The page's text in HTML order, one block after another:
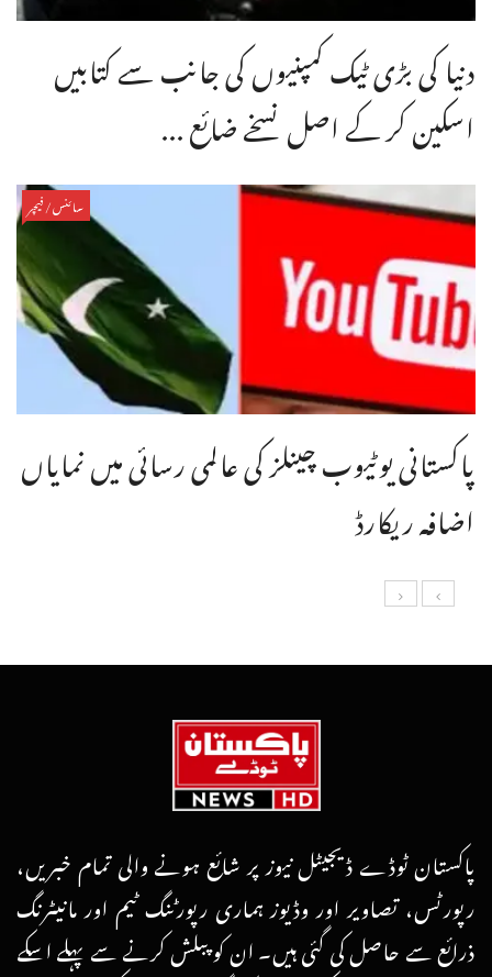
دنیا کی بڑی ٹیک کمپنیوں کی جانب سے کتابیں
اسکین کر کے اصل نسخے ضائع ...
سائنس/فیچر
پاکستانی یوٹیوب چینلز کی عالمی رسائی میں نمایاں
اضافہ ریکارڈ
پاکستان ٹوڈے ڈیجیٹل نیوز پر شائع ہونے والی تمام خبریں،
رپورٹس، تصاویر اور وڈیوز ہماری رپورٹنگ ٹیم اور مانیٹرنگ
ذرائع سے حاصل کی گئی ہیں۔ ان کو پبلش کرنے سے پہلے اسکے